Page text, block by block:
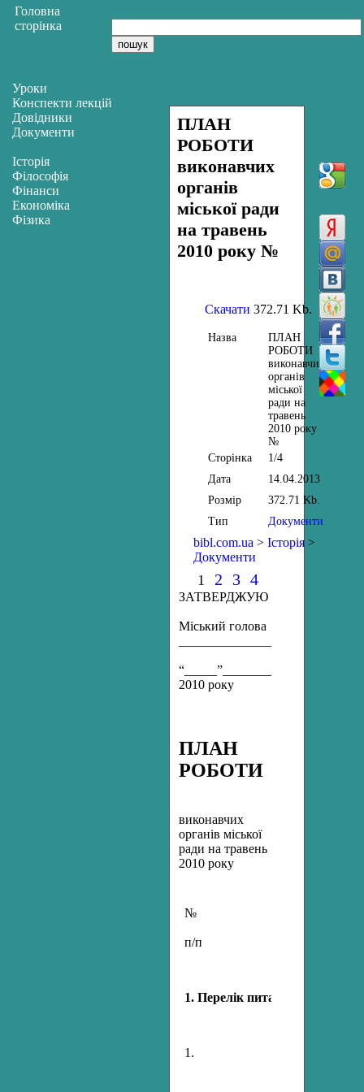
ПЛАН
РОБОТИ
виконавчих
органів
міської ради
на травень
2010 року №
Скачати 372.71 Kb.
Назва
ПЛАН
РОБОТИ
виконавчих
органів
міської
ради на
травень
2010 року
№
Сторінка
1/4
Дата
14.04.2013
Розмір
372.71 Kb.
Тип
Документи
bibl.com.ua > Історія >
Документи
1 2 3 4
ЗАТВЕРДЖУЮ
Міський голова
“_____”______________
2010 року
ПЛАН
РОБОТИ
виконавчих
органів міської
ради на травень
2010 року
№
п/п
1. Перелік питань для
1.
Уроки
Конспекти лекцій
Довідники
Документи
Історія
Філософія
Фінанси
Економіка
Фізика
Головна
сторінка